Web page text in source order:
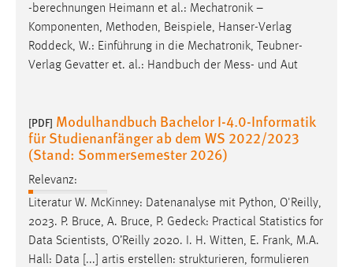
-berechnungen Heimann et al.: Mechatronik –
Komponenten, Methoden, Beispiele, Hanser-Verlag
Roddeck, W.: Einführung in die Mechatronik, Teubner-
Verlag Gevatter et. al.: Handbuch der Mess- und Aut
[PDF] Modulhandbuch Bachelor I-4.0-Informatik
für Studienanfänger ab dem WS 2022/2023
(Stand: Sommersemester 2026)
Relevanz:
Literatur W. McKinney: Datenanalyse mit Python, O'Reilly,
2023. P. Bruce, A. Bruce, P. Gedeck: Practical Statistics for
Data Scientists, O’Reilly 2020. I. H. Witten, E. Frank, M.A.
Hall: Data [...] artis erstellen: strukturieren, formulieren